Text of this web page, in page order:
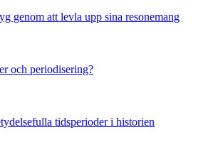
genom att levla upp sina resonemang
och periodisering?
tidsperioder i historien